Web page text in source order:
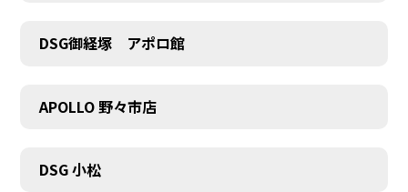
COMPANY
DSG御経塚 アポロ館
APOLLO 野々市店
DSG 小松